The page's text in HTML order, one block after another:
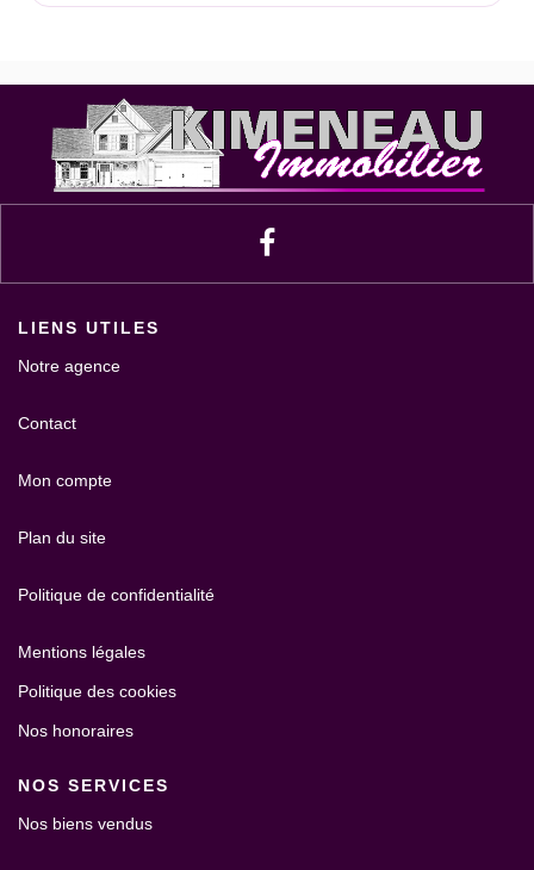
LIENS UTILES
Notre agence
Contact
Mon compte
Plan du site
Politique de confidentialité
Mentions légales
Politique des cookies
Nos honoraires
NOS SERVICES
Nos biens vendus